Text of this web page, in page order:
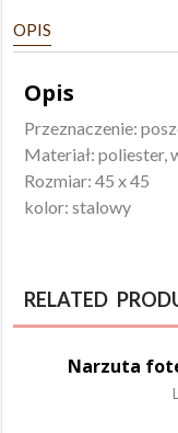
OPIS
Opis
Przeznaczenie:
Materiał: poliester,
Rozmiar: 45 x 45
kolor: stalowy
RELATED
Narzuta